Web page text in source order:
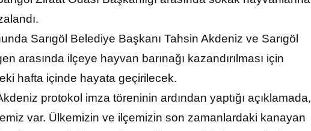
Sarıgöl Belediye Başkanı Tahsin Akdeniz ve Sarıgöl
arasında ilçeye hayvan barınağı kazandırılması için
hafta içinde hayata geçirilecek.
protokol imza töreninin ardından yaptığı açıklamada,
var. Ülkemizin ve ilçemizin son zamanlardaki kanayan